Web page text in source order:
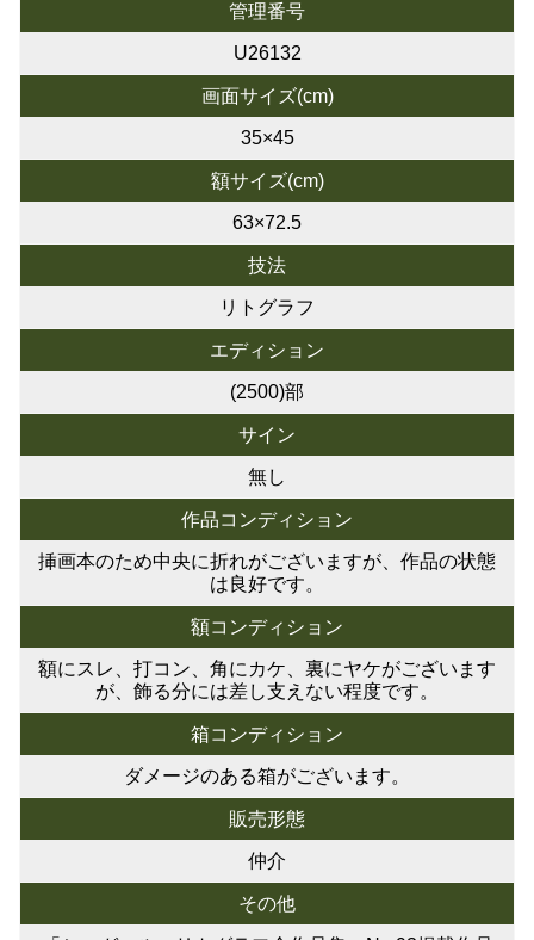
管理番号
U26132
画面サイズ(cm)
35×45
額サイズ(cm)
63×72.5
技法
リトグラフ
エディション
(2500)部
サイン
無し
作品コンディション
挿画本のため中央に折れがございますが、作品の状態
は良好です。
額コンディション
額にスレ、打コン、角にカケ、裏にヤケがございます
が、飾る分には差し支えない程度です。
箱コンディション
ダメージのある箱がございます。
販売形態
仲介
その他